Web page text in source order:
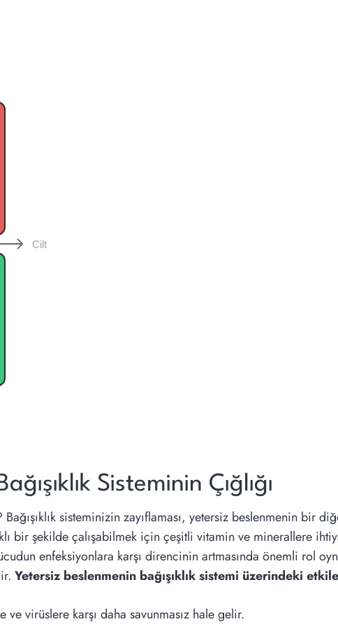
Sisteminin Çığlığı
sisteminizin zayıflaması, yetersiz beslenmenin bir
bir şekilde çalışabilmek için çeşitli vitamin ve minerallere
enfeksiyonlara karşı direncinin artmasında önemli rol
Yetersiz beslenmenin bağışıklık sistemi üzerindeki
ve virüslere karşı daha savunmasız hale gelir.